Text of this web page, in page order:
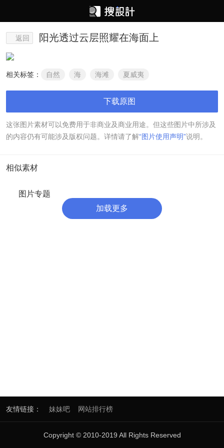
返回 阳光透过云层照耀在海面上
相关标签： 自然 海 海滩 夏威夷
下载原图
这张图片素材可以免费用于非商业及商业用途。但这些图片中所涉及
的内容仍有可能涉及版权问题。详情请了解“图片使用声明”说明。
相似素材
图片专题
加载更多
友情链接： 妹妹吧 网站排行榜
Copyright © 2010-2019 All Rights Reserved